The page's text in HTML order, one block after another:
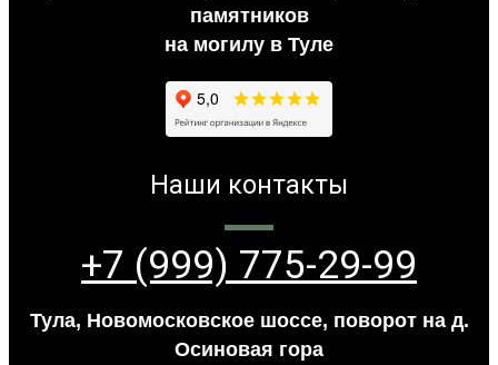
памятников
на могилу в Туле
Наши контакты
+7 (999) 775-29-99
Тула, Новомосковское шоссе, поворот на д.
Осиновая гора